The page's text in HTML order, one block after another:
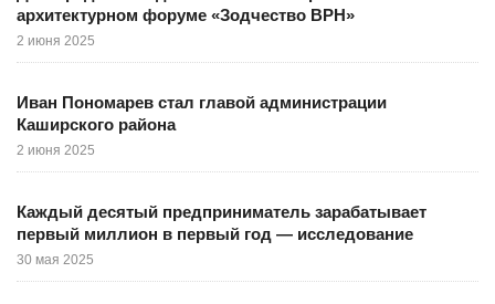
архитектурном форуме «Зодчество ВРН»
2 июня 2025
Иван Пономарев стал главой администрации
Каширского района
2 июня 2025
Каждый десятый предприниматель зарабатывает
первый миллион в первый год — исследование
30 мая 2025